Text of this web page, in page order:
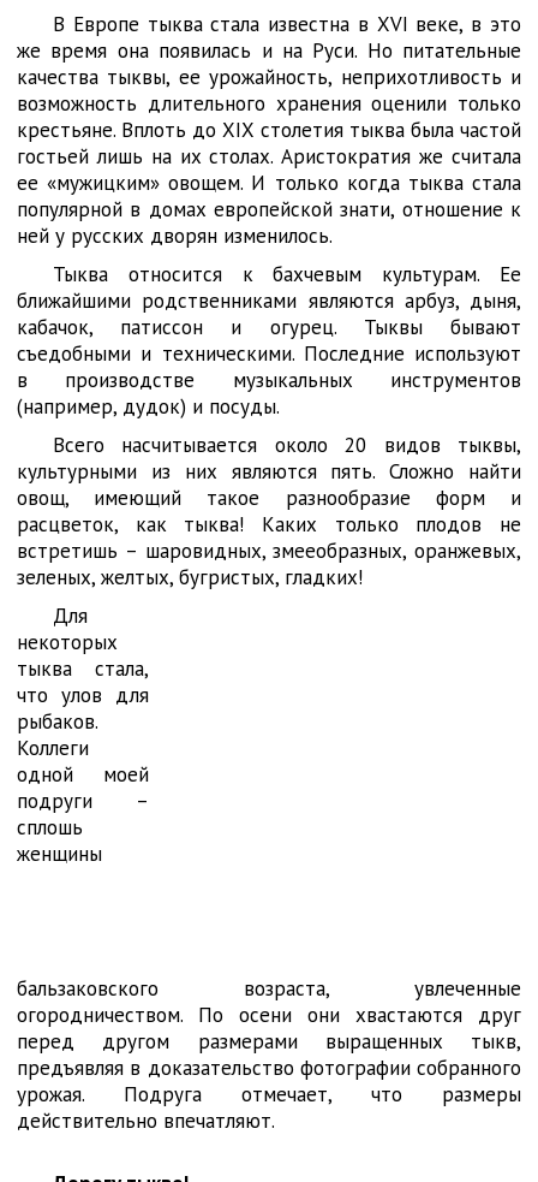
В Европе тыква стала известна в XVI веке, в это
же время она появилась и на Руси. Но питательные
качества тыквы, ее урожайность, неприхотливость и
возможность длительного хранения оценили только
крестьяне. Вплоть до XIX столетия тыква была частой
гостьей лишь на их столах. Аристократия же считала
ее «мужицким» овощем. И только когда тыква стала
популярной в домах европейской знати, отношение к
ней у русских дворян изменилось.
Тыква относится к бахчевым культурам. Ее
ближайшими родственниками являются арбуз, дыня,
кабачок, патиссон и огурец. Тыквы бывают
съедобными и техническими. Последние используют
в производстве музыкальных инструментов
(например, дудок) и посуды.
Всего насчитывается около 20 видов тыквы,
культурными из них являются пять. Сложно найти
овощ, имеющий такое разнообразие форм и
расцветок, как тыква! Каких только плодов не
встретишь – шаровидных, змееобразных, оранжевых,
зеленых, желтых, бугристых, гладких!
Для
некоторых
тыква стала,
что улов для
рыбаков.
Коллеги
одной моей
подруги –
сплошь
женщины
бальзаковского возраста, увлеченные
огородничеством. По осени они хвастаются друг
перед другом размерами выращенных тыкв,
предъявляя в доказательство фотографии собранного
урожая. Подруга отмечает, что размеры
действительно впечатляют.